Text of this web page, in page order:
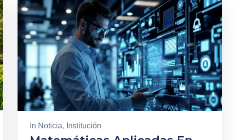
In Noticia‚ Institución